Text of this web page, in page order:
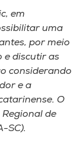
em
uma
por meio
e discutir as
considerando
e a
O
de
SC).